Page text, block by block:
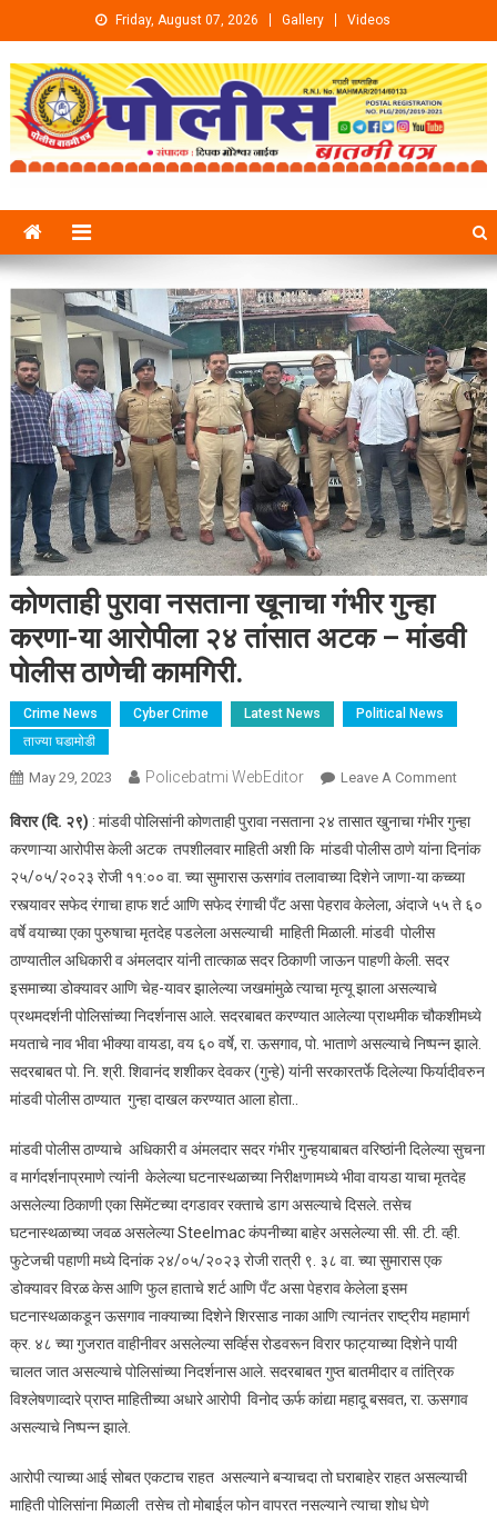
Skip to content Friday, August 07, 2026 Gallery Videos
कोणताही पुरावा नसताना खूनाचा गंभीर गुन्हा
करणा-या आरोपीला २४ तांसात अटक – मांडवी
पोलीस ठाणेची कामगिरी.
Crime News Cyber Crime Latest News
Political News
ताज्या घडामोडी
May 29, 2023 Policebatmi WebEditor Leave A CommentOn
पुरावा
नसताना
खूनाचा
गंभीर
२४
तांसात
विरार (दि. २९) : मांडवी पोलिसांनी कोणताही पुरावा नसताना २४ तासात खुनाचा गंभीर गुन्हा
करणाऱ्या आरोपीस केली अटक तपशीलवार माहिती अशी कि मांडवी पोलीस ठाणे यांना दिनांक
२५/०५/२०२३ रोजी ११:०० वा. च्या सुमारास ऊसगांव तलावाच्या दिशेने जाणा-या कच्च्या
रस्त्यावर सफेद रंगाचा हाफ शर्ट आणि सफेद रंगाची पँट असा पेहराव केलेला, अंदाजे ५५ ते ६०
वर्षे वयाच्या एका पुरुषाचा मृतदेह पडलेला असल्याची माहिती मिळाली. मांडवी पोलीस
ठाण्यातील अधिकारी व अंमलदार यांनी तात्काळ सदर ठिकाणी जाऊन पाहणी केली. सदर
इसमाच्या डोक्यावर आणि चेह-यावर झालेल्या जखमांमुळे त्याचा मृत्यू झाला असल्याचे
प्रथमदर्शनी पोलिसांच्या निदर्शनास आले. सदरबाबत करण्यात आलेल्या प्राथमीक चौकशीमध्ये
मयताचे नाव भीवा भीक्या वायडा, वय ६० वर्षे, रा. ऊसगाव, पो. भाताणे असल्याचे निष्पन्न झाले.
सदरबाबत पो. नि. श्री. शिवानंद शशीकर देवकर (गुन्हे) यांनी सरकारतर्फे दिलेल्या फिर्यादीवरुन
मांडवी पोलीस ठाण्यात गुन्हा दाखल करण्यात आला होता..
मांडवी पोलीस ठाण्याचे अधिकारी व अंमलदार सदर गंभीर गुन्हयाबाबत वरिष्ठांनी दिलेल्या सुचना
व मार्गदर्शनाप्रमाणे त्यांनी केलेल्या घटनास्थळाच्या निरीक्षणामध्ये भीवा वायडा याचा मृतदेह
असलेल्या ठिकाणी एका सिमेंटच्या दगडावर रक्ताचे डाग असल्याचे दिसले. तसेच
घटनास्थळाच्या जवळ असलेल्या Steelmac कंपनीच्या बाहेर असलेल्या सी. सी. टी. व्ही.
फुटेजची पहाणी मध्ये दिनांक २४/०५/२०२३ रोजी रात्री ९. ३८ वा. च्या सुमारास एक
डोक्यावर विरळ केस आणि फुल हाताचे शर्ट आणि पँट असा पेहराव केलेला इसम
घटनास्थळाकडून ऊसगाव नाक्याच्या दिशेने शिरसाड नाका आणि त्यानंतर राष्ट्रीय महामार्ग
क्र. ४८ च्या गुजरात वाहीनीवर असलेल्या सर्व्हिस रोडवरून विरार फाट्याच्या दिशेने पायी
चालत जात असल्याचे पोलिसांच्या निदर्शनास आले. सदरबाबत गुप्त बातमीदार व तांत्रिक
विश्लेषणाव्दारे प्राप्त माहितीच्या अधारे आरोपी विनोद ऊर्फ कांद्या महादू बसवत, रा. ऊसगाव
असल्याचे निष्पन्न झाले.
आरोपी त्याच्या आई सोबत एकटाच राहत असल्याने बऱ्याचदा तो घराबाहेर राहत असल्याची
माहिती पोलिसांना मिळाली तसेच तो मोबाईल फोन वापरत नसल्याने त्याचा शोध घेणे